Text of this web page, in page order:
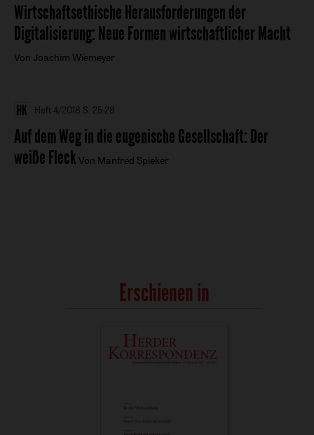
Wirtschaftsethische Herausforderungen der
Digitalisierung:Neue Formen wirtschaftlicher Macht
Von Joachim Wiemeyer
Heft 4/2018 S. 25-28
Auf dem Weg in die eugenische Gesellschaft:Der
weiße Fleck Von Manfred Spieker
Erschienen in